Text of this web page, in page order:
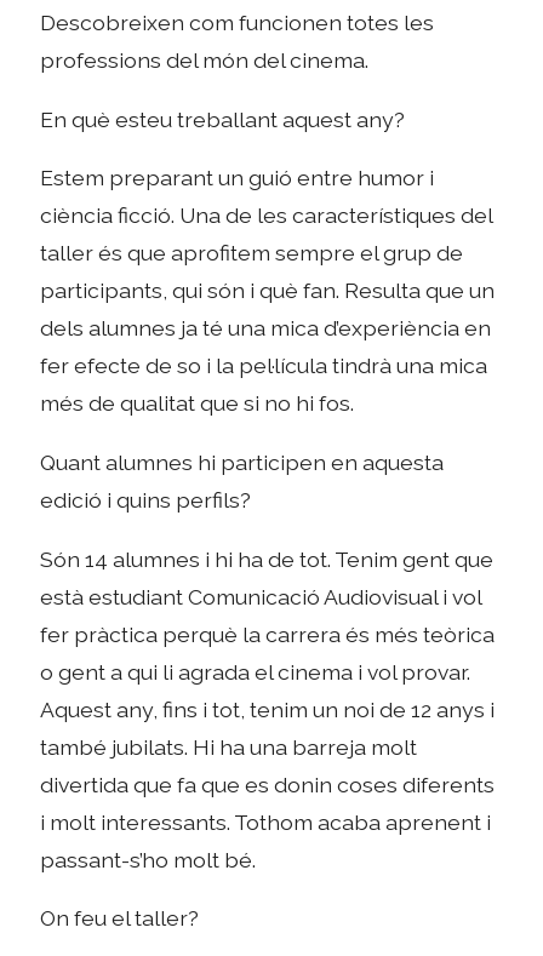
Descobreixen com funcionen totes les
professions del món del cinema.
En què esteu treballant aquest any?
Estem preparant un guió entre humor i
ciència ficció. Una de les característiques del
taller és que aprofitem sempre el grup de
participants, qui són i què fan. Resulta que un
dels alumnes ja té una mica d’experiència en
fer efecte de so i la pel·lícula tindrà una mica
més de qualitat que si no hi fos.
Quant alumnes hi participen en aquesta
edició i quins perfils?
Són 14 alumnes i hi ha de tot. Tenim gent que
està estudiant Comunicació Audiovisual i vol
fer pràctica perquè la carrera és més teòrica
o gent a qui li agrada el cinema i vol provar.
Aquest any, fins i tot, tenim un noi de 12 anys i
també jubilats. Hi ha una barreja molt
divertida que fa que es donin coses diferents
i molt interessants. Tothom acaba aprenent i
passant-s’ho molt bé.
On feu el taller?